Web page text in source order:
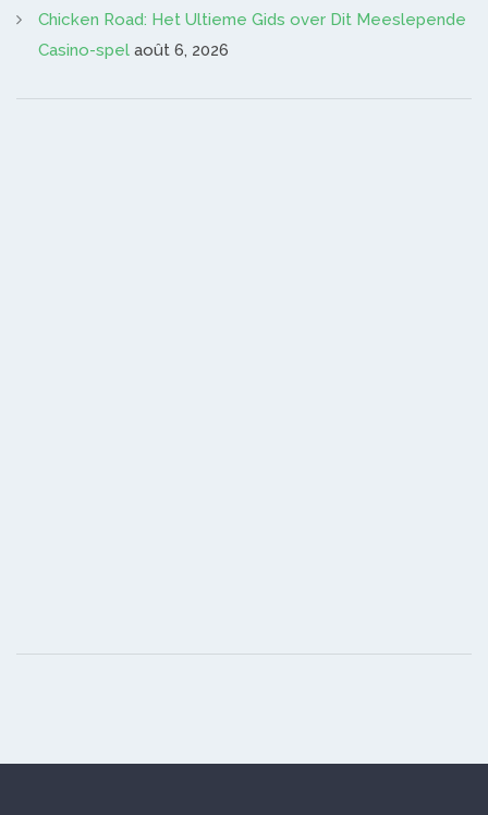
Chicken Road: Het Ultieme Gids over Dit Meeslepende
Casino-spel août 6, 2026